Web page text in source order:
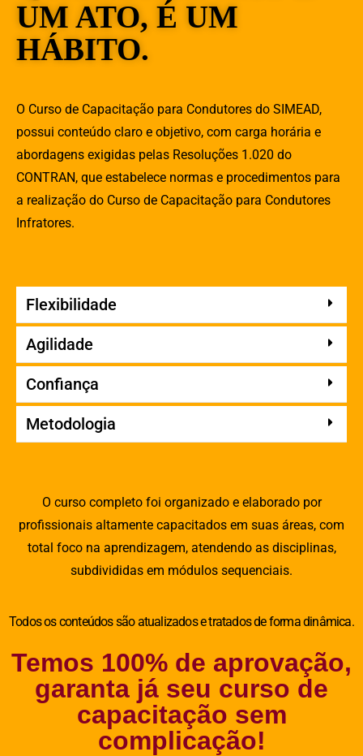
UM ATO, É UM
HÁBITO.
O Curso de Capacitação para Condutores do SIMEAD,
possui conteúdo claro e objetivo, com carga horária e
abordagens exigidas pelas Resoluções 1.020 do
CONTRAN, que estabelece normas e procedimentos para
a realização do Curso de Capacitação para Condutores
Infratores.
Flexibilidade
Agilidade
Confiança
Metodologia
O curso completo foi organizado e elaborado por
profissionais altamente capacitados em suas áreas, com
total foco na aprendizagem, atendendo as disciplinas,
subdivididas em módulos sequenciais.
Todos os conteúdos são atualizados e tratados de forma dinâmica.
Temos 100% de aprovação,
garanta já seu curso de
capacitação sem
complicação!